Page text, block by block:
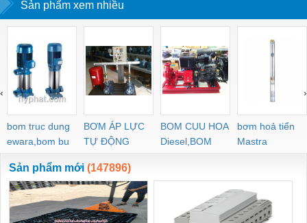
Sản phẩm xem nhiều
bom truc dung
ewara,bom bu
ewara
BƠM ÁP LỰC
TỰ ĐỘNG
BOM CUU HOA
Diesel,BOM
CHUA CHAY
bơm hoả tiển
Mastra
‹ ›
Sản phẩm mới (147896)